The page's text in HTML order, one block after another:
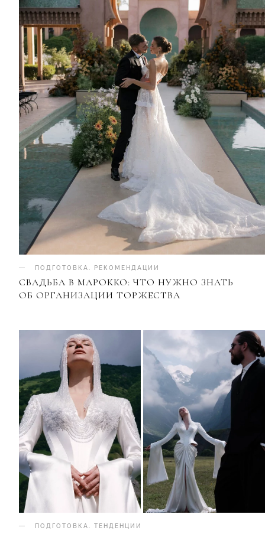
ПОДГОТОВКА. РЕКОМЕНДАЦИИ
СВАДЬБА В МАРОККО: ЧТО НУЖНО ЗНАТЬ
ОБ ОРГАНИЗАЦИИ ТОРЖЕСТВА
ПОДГОТОВКА. ТЕНДЕНЦИИ